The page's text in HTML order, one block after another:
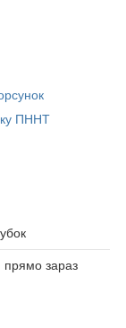
ПННТ
зараз